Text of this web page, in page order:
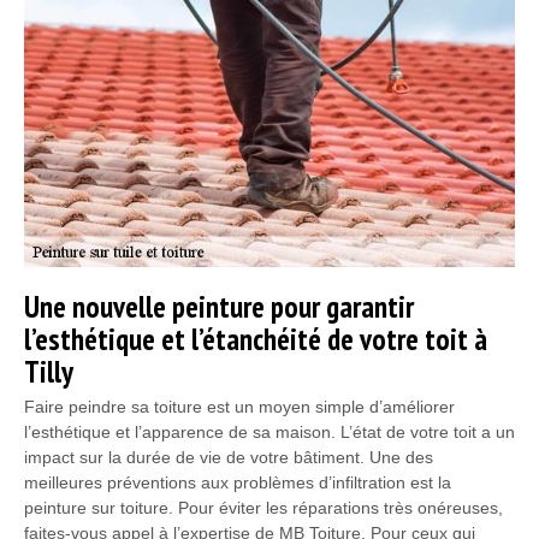
Une nouvelle peinture pour garantir
l’esthétique et l’étanchéité de votre toit à
Tilly
Faire peindre sa toiture est un moyen simple d’améliorer
l’esthétique et l’apparence de sa maison. L’état de votre toit a un
impact sur la durée de vie de votre bâtiment. Une des
meilleures préventions aux problèmes d’infiltration est la
peinture sur toiture. Pour éviter les réparations très onéreuses,
faites-vous appel à l’expertise de MB Toiture. Pour ceux qui